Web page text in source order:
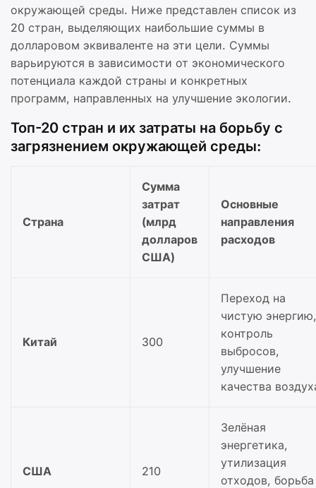
окружающей среды. Ниже представлен список из
20 стран, выделяющих наибольшие суммы в
долларовом эквиваленте на эти цели. Суммы
варьируются в зависимости от экономического
потенциала каждой страны и конкретных
программ, направленных на улучшение экологии.
Топ-20 стран и их затраты на борьбу с
загрязнением окружающей среды:
Страна
Сумма
затрат
(млрд
долларов
США)
Основные
направления
расходов
Китай 300
Переход на
чистую энергию,
контроль
выбросов,
улучшение
качества
США 210
Зелёная
энергетика,
утилизация
отходов, борьба